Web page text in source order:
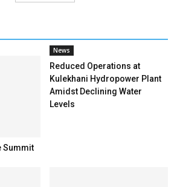
Summit
News
Reduced Operations at
Kulekhani Hydropower Plant
Amidst Declining Water
Levels